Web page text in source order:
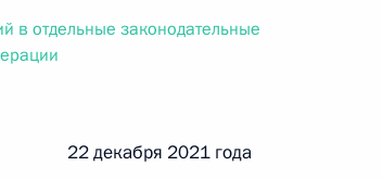
г. № 256-ФЗ
в отдельные законодательные
22 декабря 2021 года